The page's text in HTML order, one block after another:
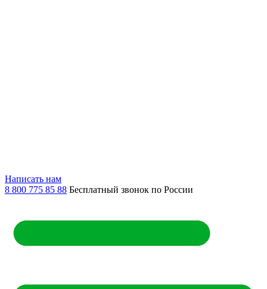
Написать нам
8 800 775 85 88 Бесплатный звонок по России